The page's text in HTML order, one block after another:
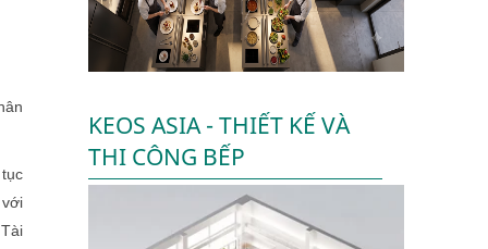
KEOS ASIA - THIẾT KẾ VÀ
THI CÔNG BẾP